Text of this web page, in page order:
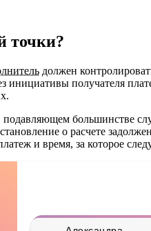
точки?
должен
получателя
большинстве
о расчете
и время, за которое